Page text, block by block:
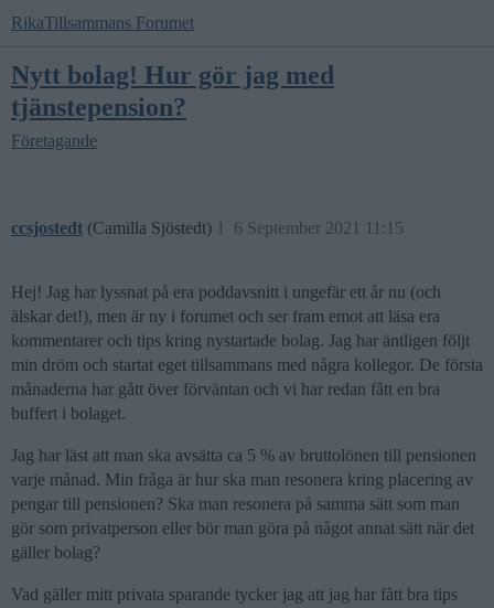
RikaTillsammans Forumet
Nytt bolag! Hur gör jag med
tjänstepension?
Företagande
ccsjostedt (Camilla Sjöstedt) 6 September 2021 11:15
1
Hej! Jag har lyssnat på era poddavsnitt i ungefär ett år nu (och
älskar det!), men är ny i forumet och ser fram emot att läsa era
kommentarer och tips kring nystartade bolag. Jag har äntligen följt
min dröm och startat eget tillsammans med några kollegor. De första
månaderna har gått över förväntan och vi har redan fått en bra
buffert i bolaget.
Jag har läst att man ska avsätta ca 5 % av bruttolönen till pensionen
varje månad. Min fråga är hur ska man resonera kring placering av
pengar till pensionen? Ska man resonera på samma sätt som man
gör som privatperson eller bör man göra på något annat sätt när det
gäller bolag?
Vad gäller mitt privata sparande tycker jag att jag har fått bra tips